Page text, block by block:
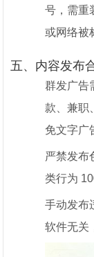
号，需重
或网络被
五、内容发布
群发广告
款、兼职
免文字广
严禁发布
类行为
手动发布
软件无关